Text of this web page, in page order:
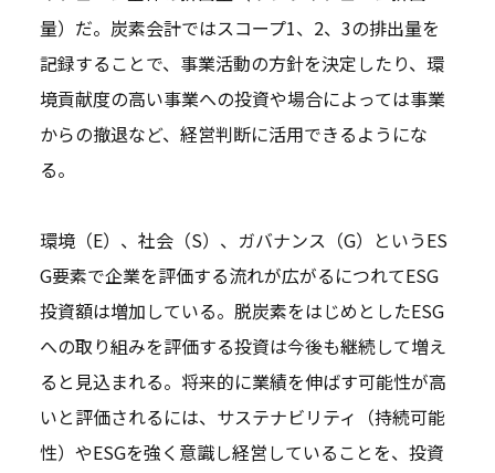
量）だ。炭素会計ではスコープ1、2、3の排出量を
記録することで、事業活動の方針を決定したり、環
境貢献度の高い事業への投資や場合によっては事業
からの撤退など、経営判断に活用できるようにな
る。
環境（E）、社会（S）、ガバナンス（G）というES
G要素で企業を評価する流れが広がるにつれてESG
投資額は増加している。脱炭素をはじめとしたESG
への取り組みを評価する投資は今後も継続して増え
ると見込まれる。将来的に業績を伸ばす可能性が高
いと評価されるには、サステナビリティ（持続可能
性）やESGを強く意識し経営していることを、投資